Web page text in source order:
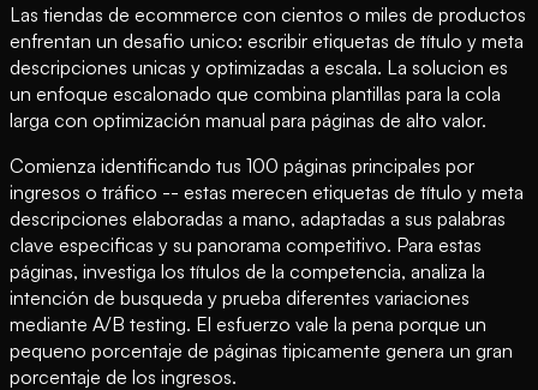
Las tiendas de ecommerce con cientos o miles de productos
enfrentan un desafio unico: escribir etiquetas de título y meta
descripciones unicas y optimizadas a escala. La solucion es
un enfoque escalonado que combina plantillas para la cola
larga con optimización manual para páginas de alto valor.
Comienza identificando tus 100 páginas principales por
ingresos o tráfico -- estas merecen etiquetas de título y meta
descripciones elaboradas a mano, adaptadas a sus palabras
clave especificas y su panorama competitivo. Para estas
páginas, investiga los títulos de la competencia, analiza la
intención de busqueda y prueba diferentes variaciones
mediante A/B testing. El esfuerzo vale la pena porque un
pequeno porcentaje de páginas tipicamente genera un gran
porcentaje de los ingresos.